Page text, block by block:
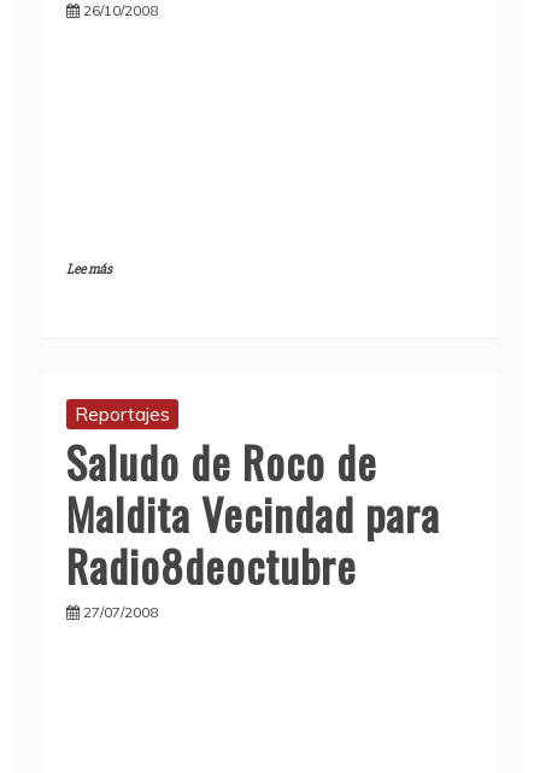
26/10/2008
Lee más
Reportajes
Saludo de Roco de
Maldita Vecindad para
Radio8deoctubre
27/07/2008